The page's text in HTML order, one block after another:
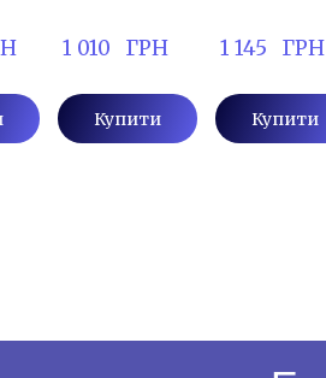
1 010   ГРН
Купити
1 145   ГРН
Купити